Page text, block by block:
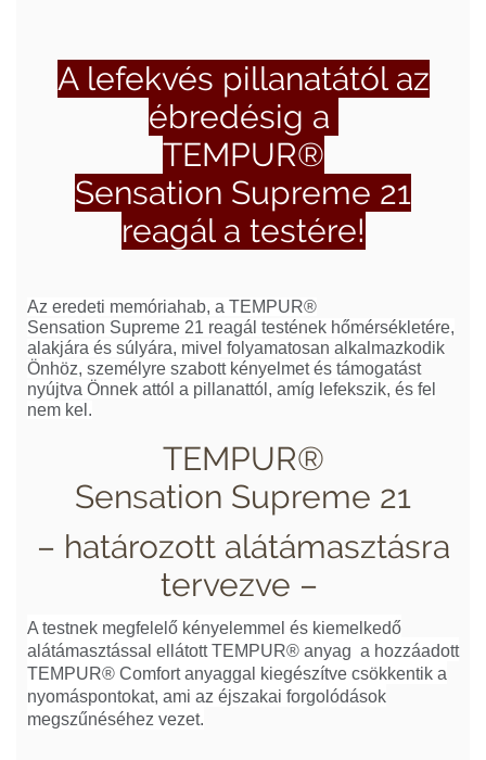
A lefekvés pillanatától az
ébredésig a
TEMPUR®
Sensation Supreme 21
reagál a testére!
Az eredeti memóriahab, a TEMPUR®
Sensation Supreme 21 reagál testének hőmérsékletére,
alakjára és súlyára, mivel folyamatosan alkalmazkodik
Önhöz, személyre szabott kényelmet és támogatást
nyújtva Önnek attól a pillanattól, amíg lefekszik, és fel
nem kel.
TEMPUR®
Sensation Supreme 21
– határozott alátámasztásra
tervezve –
A testnek megfelelő kényelemmel és kiemelkedő
alátámasztással ellátott TEMPUR® anyag a hozzáadott
TEMPUR® Comfort anyaggal kiegészítve csökkentik a
nyomáspontokat, ami az éjszakai forgolódások
megszűnéséhez vezet.